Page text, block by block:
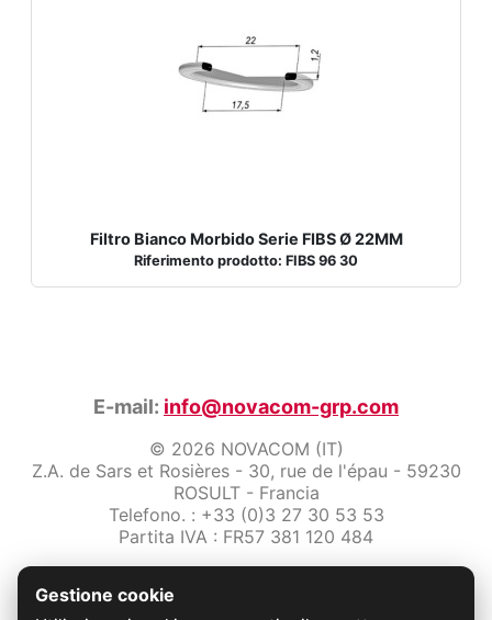
Filtro Bianco Morbido Serie FIBS Ø 22MM
Riferimento prodotto: FIBS 96 30
E-mail: info@novacom-grp.com
© 2026 NOVACOM (IT)
Z.A. de Sars et Rosières - 30, rue de l'épau - 59230
ROSULT - Francia
Telefono. : +33 (0)3 27 30 53 53
Partita IVA : FR57 381 120 484
Protezione dei dati
Gestione cookie